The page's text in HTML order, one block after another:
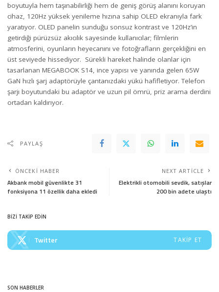
boyutuyla hem taşınabilirliği hem de geniş görüş alanını koruyan
cihaz, 120Hz yüksek yenileme hızına sahip OLED ekranıyla fark
yaratıyor. OLED panelin sunduğu sonsuz kontrast ve 120Hz’in
getirdiği pürüzsüz akıcılık sayesinde kullanıcılar; filmlerin
atmosferini, oyunların heyecanını ve fotoğrafların gerçekliğini en
üst seviyede hissediyor. Sürekli hareket halinde olanlar için
tasarlanan MEGABOOK S14, ince yapısı ve yanında gelen 65W
GaN hızlı şarj adaptörüyle çantanızdaki yükü hafifletiyor. Telefon
şarjı boyutundaki bu adaptör ve uzun pil ömrü, priz arama derdini
ortadan kaldırıyor.
PAYLAŞ
ÖNCEKI HABER
Akbank mobil güvenlikte 31
fonksiyona 11 özellik daha ekledi
NEXT ARTICLE
Elektrikli otomobili sevdik, satışlar
200 bin adete ulaştı
BİZİ TAKİP EDİN
Twitter TAKIP ET
SON HABERLER